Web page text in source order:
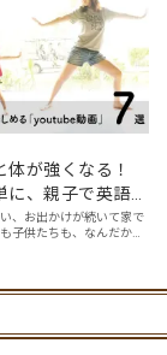
体が強くなる！
に、親子で英語ヨ
「youtube動画」
、お出かけが続いて家で
子供たちも、なんだか疲
画」を紹介します…